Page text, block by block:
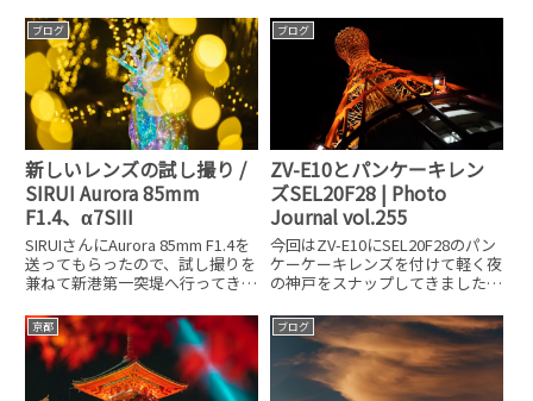
ら、よく行く場所の一つがミナミ
（道頓堀や心斎橋）です。今はで
は外国人観光客で溢れている大阪
のミナミは、僕的にはかなり雰囲
気
きました。その様子をPOVで
YouTubeにアップしています。
GRIIIxで撮るスナップ撮影した写
真の中から何枚か
ブログ
新しいレンズの試し撮り /
SIRUI Aurora 85mm
F1.4、α7SIII
SIRUIさんにAurora 85mm F1.4を
送ってもらったので、試し撮りを
兼ねて新港第一突堤へ行ってきま
イムラプスを撮りたくてSONY
SEL1625Gも持っていきました。
SONY SEL1625Gで長時
ブログ
ZV-E10とパンケーキレン
ズSEL20F28 | Photo
Journal vol.255
今回はZV-E10にSEL20F28のパン
ケーケーキレンズを付けて軽く夜
の神戸をスナップしてきました。
ZV-E10にはこのくらい軽いお手
軽なレンズで撮るのがよいのか
も。
京都 ブログ